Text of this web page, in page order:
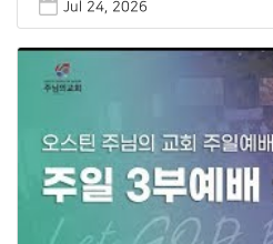
Jul 24, 2026